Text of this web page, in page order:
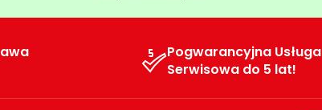
Pogwarancyjna Usługa
Serwisowa do 5 lat!